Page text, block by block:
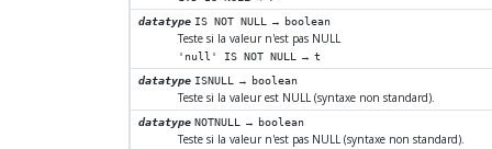
datatype IS NOT NULL → boolean
Teste si la valeur n'est pas NULL
'null' IS NOT NULL → t
datatype ISNULL → boolean
Teste si la valeur est NULL (syntaxe non standard).
datatype NOTNULL → boolean
Teste si la valeur n'est pas NULL (syntaxe non standard).